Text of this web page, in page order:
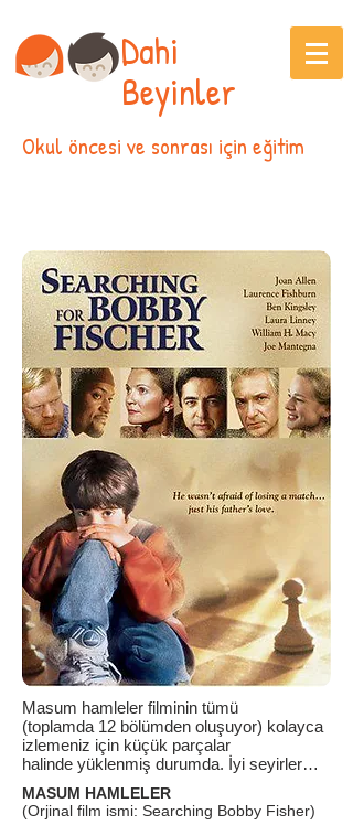
Dahi
Beyinler
Okul öncesi ve sonrası için eğitim
Masum hamleler filminin tümü
(toplamda 12 bölümden oluşuyor) kolayca
izlemeniz için küçük parçalar
halinde yüklenmiş durumda. İyi seyirler…
MASUM HAMLELER
(Orjinal film ismi: Searching Bobby Fisher)